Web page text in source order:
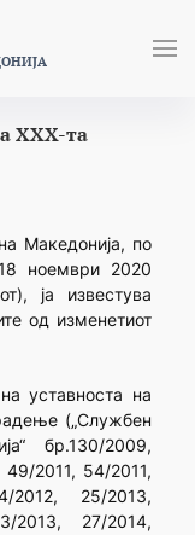
XХX-та
Македонија, по
ноември 2020
ја известува
од изменетиот
уставноста на
(„Службен
бр.130/2009,
49/2011, 54/2011,
2012, 25/2013,
2013, 27/2014,